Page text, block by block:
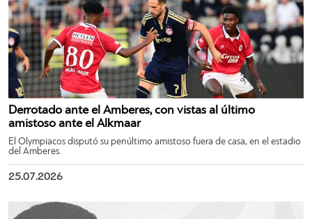
Derrotado ante el Amberes, con vistas al último
amistoso ante el Alkmaar
El Olympiacos disputó su penúltimo amistoso fuera de casa, en el estadio
del Amberes.
25.07.2026